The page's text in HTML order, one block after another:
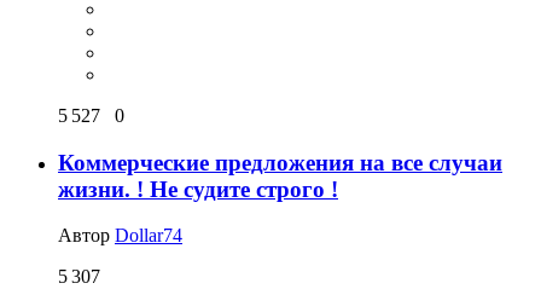
5 527 0
Коммерческие предложения на все случаи
жизни. ! Не судите строго !
Автор Dollar74
5 307